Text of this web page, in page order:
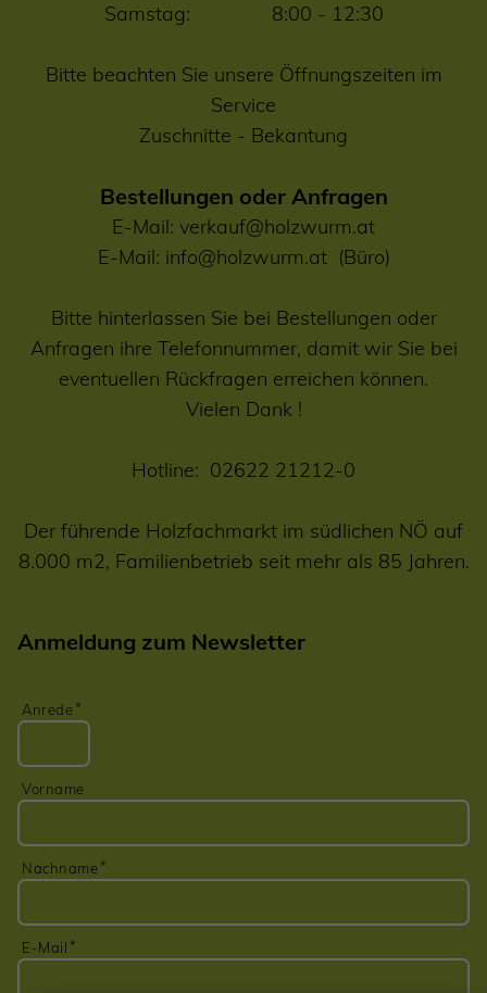
Samstag: 8:00 - 12:30
Bitte beachten Sie unsere Öffnungszeiten im
Service
Zuschnitte - Bekantung
Bestellungen oder Anfragen
E-Mail: verkauf@holzwurm.at
E-Mail: info@holzwurm.at(Büro)
Bitte hinterlassen Sie bei Bestellungen oder
Anfragen ihre Telefonnummer, damit wir Sie bei
eventuellen Rückfragen erreichen können.
Vielen Dank !
Hotline: 02622 21212-0
Der führende Holzfachmarkt im südlichen NÖ auf
8.000 m2, Familienbetrieb seit mehr als 85 Jahren.
Anmeldung zum Newsletter
Anrede
Vorname
Nachname
E-Mail